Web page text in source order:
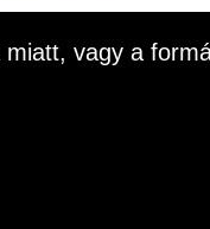
vagy a